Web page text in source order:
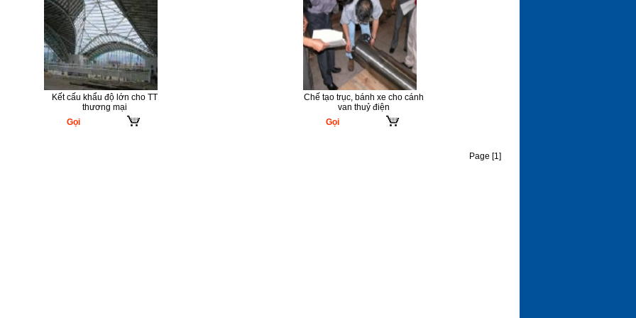
Kết cấu khẩu độ lớn cho TT
thương mại
Gọi
Chế tạo trục, bánh xe cho cánh
van thuỷ điện
Gọi
Page [1]